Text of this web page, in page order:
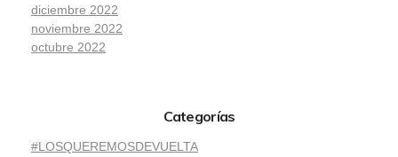
diciembre 2022
noviembre 2022
octubre 2022
Categorías
#LOSQUEREMOSDEVUELTA